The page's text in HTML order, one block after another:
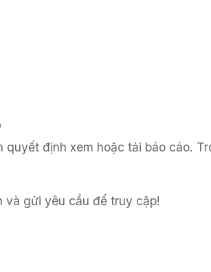
định xem hoặc tải báo cáo.
và gửi yêu cầu để truy cập!